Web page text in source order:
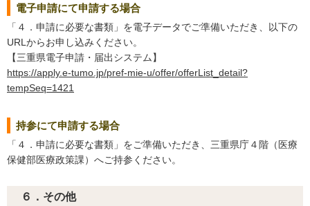
電子申請にて申請する場合
「４．申請に必要な書類」を電子データでご準備いただき、以下の
URLからお申し込みください。
【三重県電子申請・届出システム】
https://apply.e-tumo.jp/pref-mie-u/offer/offerList_detail?
tempSeq=1421
持参にて申請する場合
「４．申請に必要な書類」をご準備いただき、三重県庁４階（医療
保健部医療政策課）へご持参ください。
６．その他